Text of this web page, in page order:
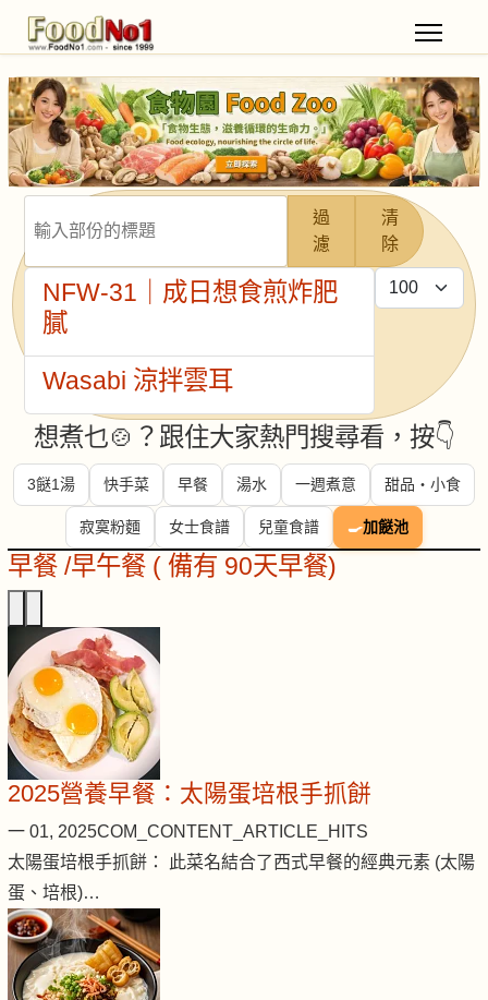
過
濾
清
除
每頁顯示條數
NFW-31｜成日想食煎炸肥
膩
Wasabi 涼拌雲耳
想煮乜🍲？跟住大家熱門搜尋看，按👇
3餸1湯 快手菜 早餐 湯水 一週煮意 甜品・小食
寂寞粉麵 女士食譜 兒童食譜 🍳加餸池
早餐 /早午餐 ( 備有 90天早餐)
2025營養早餐：太陽蛋培根手抓餅
一 01, 2025COM_CONTENT_ARTICLE_HITS
太陽蛋培根手抓餅： 此菜名結合了西式早餐的經典元素 (太陽
蛋、培根)…